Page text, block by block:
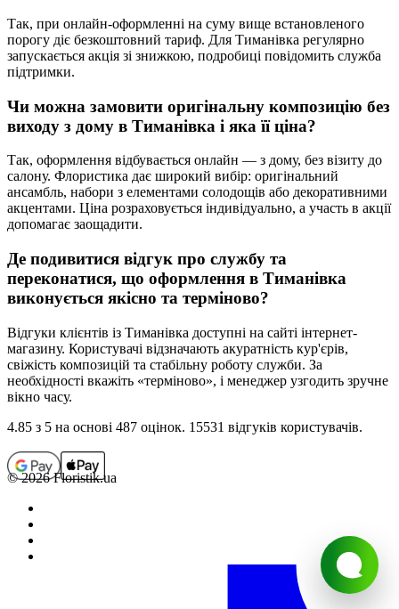
Так, при онлайн-оформленні на суму вище встановленого
порогу діє безкоштовний тариф. Для Тиманівка регулярно
запускається акція зі знижкою, подробиці повідомить служба
підтримки.
Чи можна замовити оригінальну композицію без
виходу з дому в Тиманівка і яка її ціна?
Так, оформлення відбувається онлайн — з дому, без візиту до
салону. Флористика дає широкий вибір: оригінальний
ансамбль, набори з елементами солодощів або декоративними
акцентами. Ціна розраховується індивідуально, а участь в акції
допомагає заощадити.
Де подивитися відгук про службу та
переконатися, що оформлення в Тиманівка
виконується якісно та терміново?
Відгуки клієнтів із Тиманівка доступні на сайті інтернет-
магазину. Користувачі відзначають акуратність кур'єрів,
свіжість композицій та стабільну роботу служби. За
необхідності вкажіть «терміново», і менеджер узгодить зручне
вікно часу.
4.85 з 5 на основi 487 оцiнок. 15531 відгуків користувачiв.
© 2026 Floristik.ua